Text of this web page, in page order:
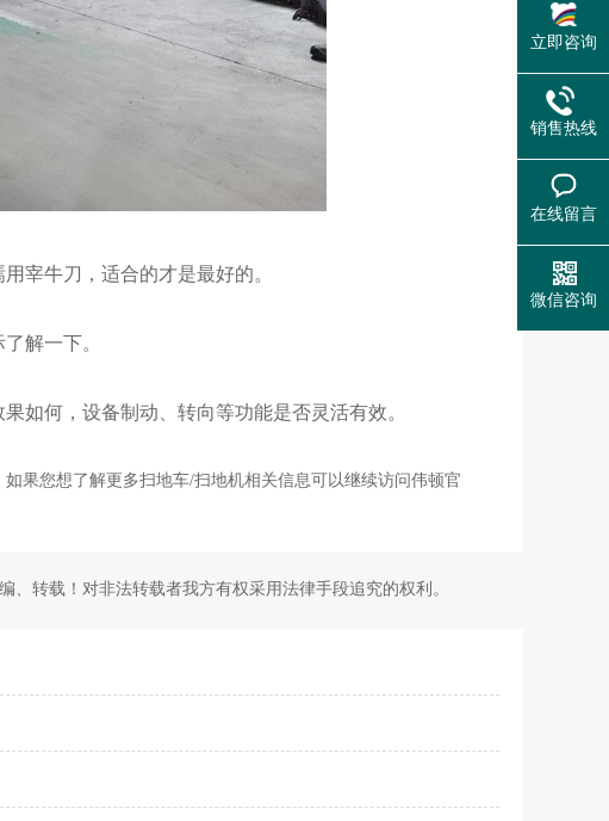
宰牛刀，适合的才是最好的。
解一下。
如何，设备制动、转向等功能是否灵活有效。
果您想了解更多扫地车/扫地机相关信息可以继续访问伟顿官
转载！对非法转载者我方有权采用法律手段追究的权利。
立即咨询
销售热线
在线留言
微信咨询